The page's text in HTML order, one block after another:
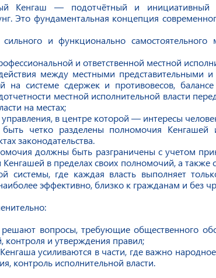
Кенгаш — подотчётный и
Это фундаментальная концепция
и функционально самостоятельного
и ответственной местной
между местными представительными
на системе сдержек и противовесов,
местной исполнительной власти
на местах;
в центре которой — интересы
четко разделены полномочия Кенгашей
законодательства.
должны быть разграничены с учетом
Кенгашей в пределах своих полномочий, а
системы, где каждая власть выполняет
эффективно, близко к гражданам и без
вопросы, требующие общественного
контроля и утверждения правил;
усиливаются в части, где важно
контроль исполнительной власти.